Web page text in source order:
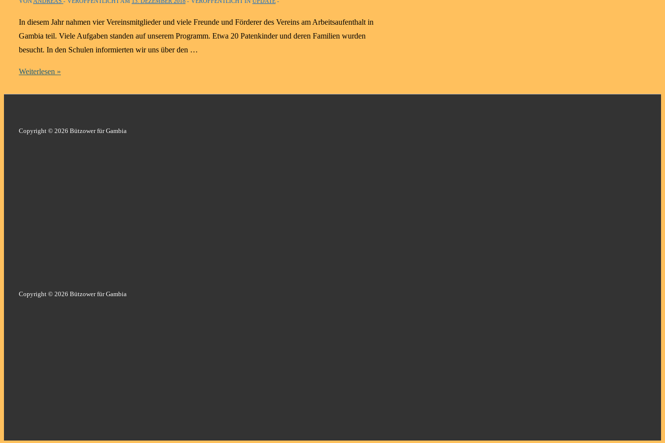
In diesem Jahr nahmen vier Vereinsmitglieder und viele Freunde und Förderer des Vereins am Arbeitsaufenthalt in
Gambia teil. Viele Aufgaben standen auf unserem Programm. Etwa 20 Patenkinder und deren Familien wurden
besucht. In den Schulen informierten wir uns über den …
Update
Weiterlesen »
Copyright © 2026 Bützower für Gambia
Copyright © 2026 Bützower für Gambia